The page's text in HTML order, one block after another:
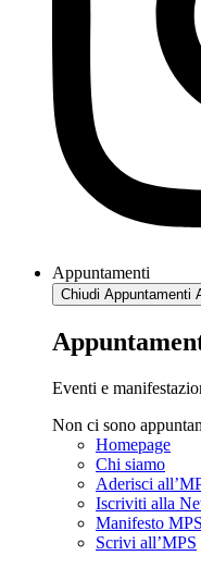
Appuntamenti
Chiudi Appuntamenti
Eventi e
Non ci sono
Homepage
Chi siamo
Aderisci
Iscriviti alla
Manifesto MPS
Scrivi all’MPS